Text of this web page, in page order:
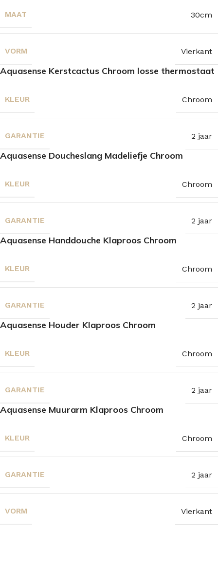
MAAT 30cm
VORM Vierkant
Aquasense Kerstcactus Chroom losse thermostaat
KLEUR Chroom
GARANTIE 2 jaar
Aquasense Doucheslang Madeliefje Chroom
KLEUR Chroom
GARANTIE 2 jaar
Aquasense Handdouche Klaproos Chroom
KLEUR Chroom
GARANTIE 2 jaar
Aquasense Houder Klaproos Chroom
KLEUR Chroom
GARANTIE 2 jaar
Aquasense Muurarm Klaproos Chroom
KLEUR Chroom
GARANTIE 2 jaar
VORM Vierkant